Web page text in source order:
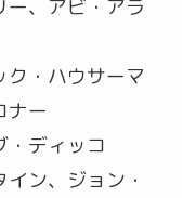
ー、アビ・アラ
・ハウサーマ
ナー
・ディッコ
ン、ジョン・